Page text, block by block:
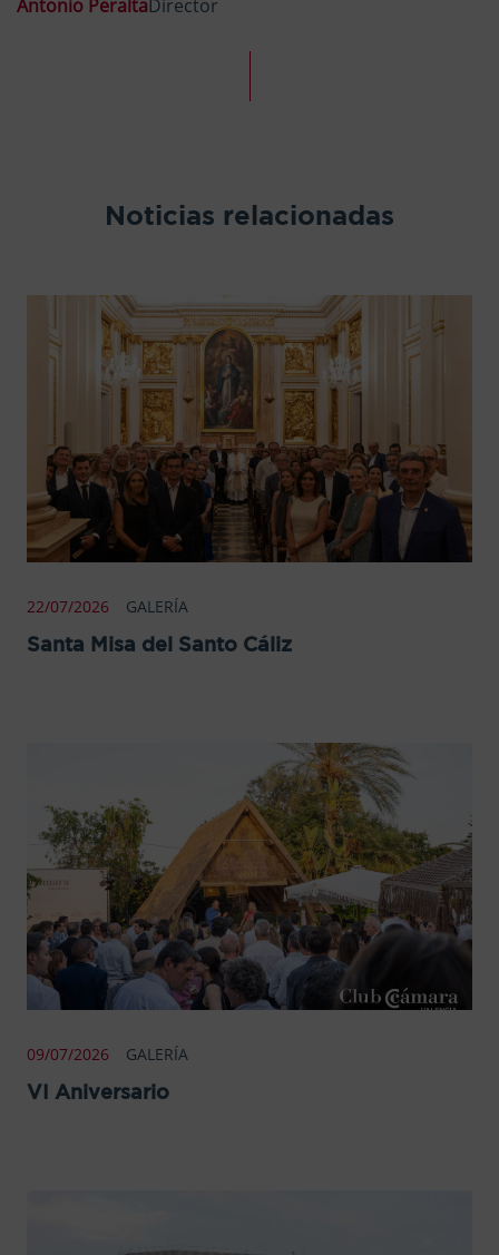
Antonio PeraltaDirector
Noticias relacionadas
22/07/2026 GALERÍA
Santa Misa del Santo Cáliz
09/07/2026 GALERÍA
VI Aniversario